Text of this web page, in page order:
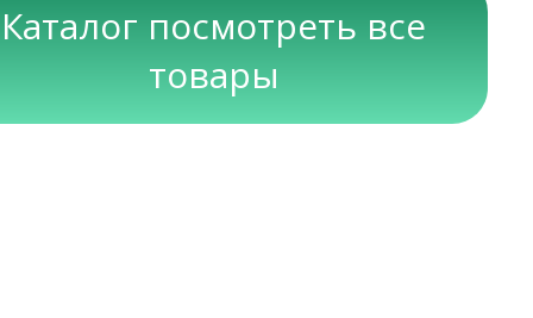
Каталог посмотреть все
товары